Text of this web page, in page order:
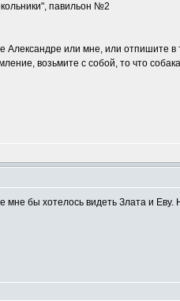
павильон №2
Александре или мне, или отпишите в
возьмите с собой, то что
мне бы хотелось видеть Злата и